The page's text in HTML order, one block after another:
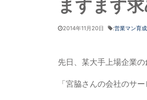
ますます
2014年11月20日 :営業マン育成
先日、某大手上場企業
「宮脇さんの会社のサ